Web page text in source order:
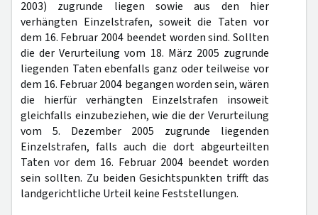
2003) zugrunde liegen sowie aus den hier
verhängten Einzelstrafen, soweit die Taten vor
dem 16. Februar 2004 beendet worden sind. Sollten
die der Verurteilung vom 18. März 2005 zugrunde
liegenden Taten ebenfalls ganz oder teilweise vor
dem 16. Februar 2004 begangen worden sein, wären
die hierfür verhängten Einzelstrafen insoweit
gleichfalls einzubeziehen, wie die der Verurteilung
vom 5. Dezember 2005 zugrunde liegenden
Einzelstrafen, falls auch die dort abgeurteilten
Taten vor dem 16. Februar 2004 beendet worden
sein sollten. Zu beiden Gesichtspunkten trifft das
landgerichtliche Urteil keine Feststellungen.